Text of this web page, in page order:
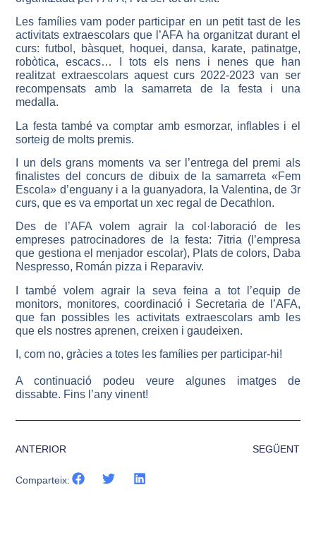
Les famílies vam poder participar en un petit tast de les
activitats extraescolars que l’AFA ha organitzat durant el
curs: futbol, bàsquet, hoquei, dansa, karate, patinatge,
robòtica, escacs… I tots els nens i nenes que han
realitzat extraescolars aquest curs 2022-2023 van ser
recompensats amb la samarreta de la festa i una
medalla.
La festa també va comptar amb esmorzar, inflables i el
sorteig de molts premis.
I un dels grans moments va ser l’entrega del premi als
finalistes del concurs de dibuix de la samarreta «Fem
Escola» d’enguany i a la guanyadora, la Valentina, de 3r
curs, que es va emportat un xec regal de Decathlon.
Des de l’AFA volem agrair la col·laboració de les
empreses patrocinadores de la festa: 7itria (l’empresa
que gestiona el menjador escolar), Plats de colors, Daba
Nespresso, Román pizza i Reparaviv.
I també volem agrair la seva feina a tot l’equip de
monitors, monitores, coordinació i Secretaria de l’AFA,
que fan possibles les activitats extraescolars amb les
que els nostres aprenen, creixen i gaudeixen.
I, com no, gràcies a totes les famílies per participar-hi!
​A continuació podeu veure algunes imatges de
dissabte. ​Fins l’any vinent!
ANTERIOR SEGÜENT
Comparteix: